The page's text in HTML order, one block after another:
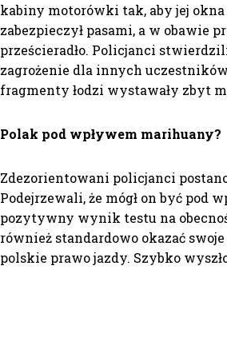
kabiny motorówki tak, aby jej okna
zabezpieczył pasami, a w obawie
prześcieradło. Policjanci
zagrożenie dla innych
fragmenty łodzi wystawały zbyt
Polak pod wpływem marihuany?
Zdezorientowani policjanci
Podejrzewali, że mógł on być pod
pozytywny wynik testu na
również standardowo okazać
polskie prawo jazdy. Szybko